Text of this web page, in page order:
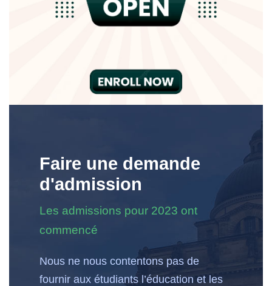
Faire une demande
d'admission
Les admissions pour 2023 ont
commencé
Nous ne nous contentons pas de
fournir aux étudiants l’éducation et les